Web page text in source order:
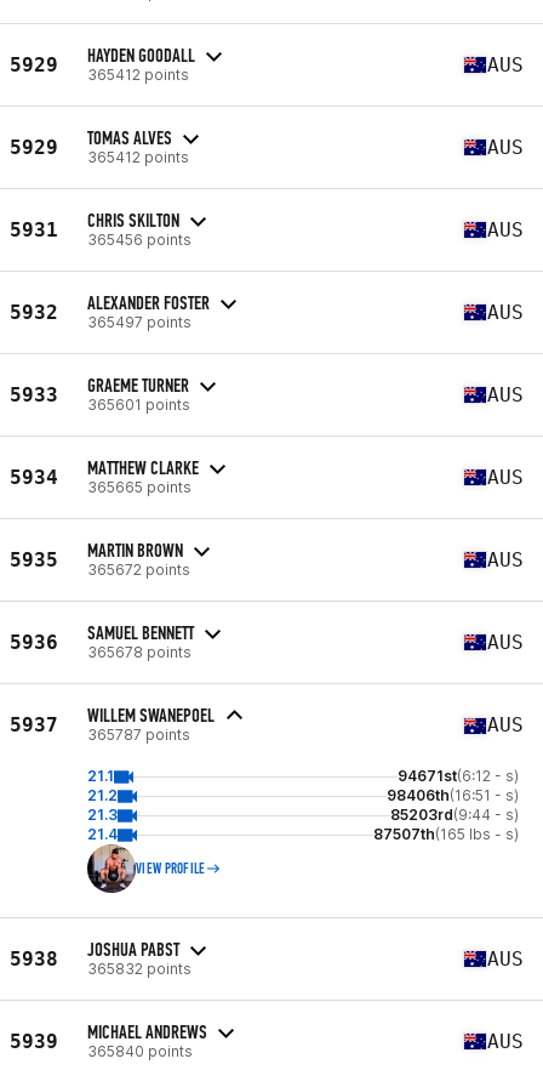
5929 HAYDEN GOODALL
365412 points AUS
5929 TOMAS ALVES
365412 points AUS
5931 CHRIS SKILTON
365456 points AUS
5932 ALEXANDER FOSTER
365497 points AUS
5933 GRAEME TURNER
365601 points AUS
5934 MATTHEW CLARKE
365665 points AUS
5935 MARTIN BROWN
365672 points AUS
5936 SAMUEL BENNETT
365678 points AUS
5937 WILLEM SWANEPOEL
365787 points AUS
21.1 94671st(6:12 - s)
21.2
98406th(16:51 - s)
21.3
85203rd(9:44 - s)
21.4
87507th(165 lbs - s)
VIEW PROFILE
5938 JOSHUA PABST
365832 points AUS
5939 MICHAEL ANDREWS
365840 points AUS